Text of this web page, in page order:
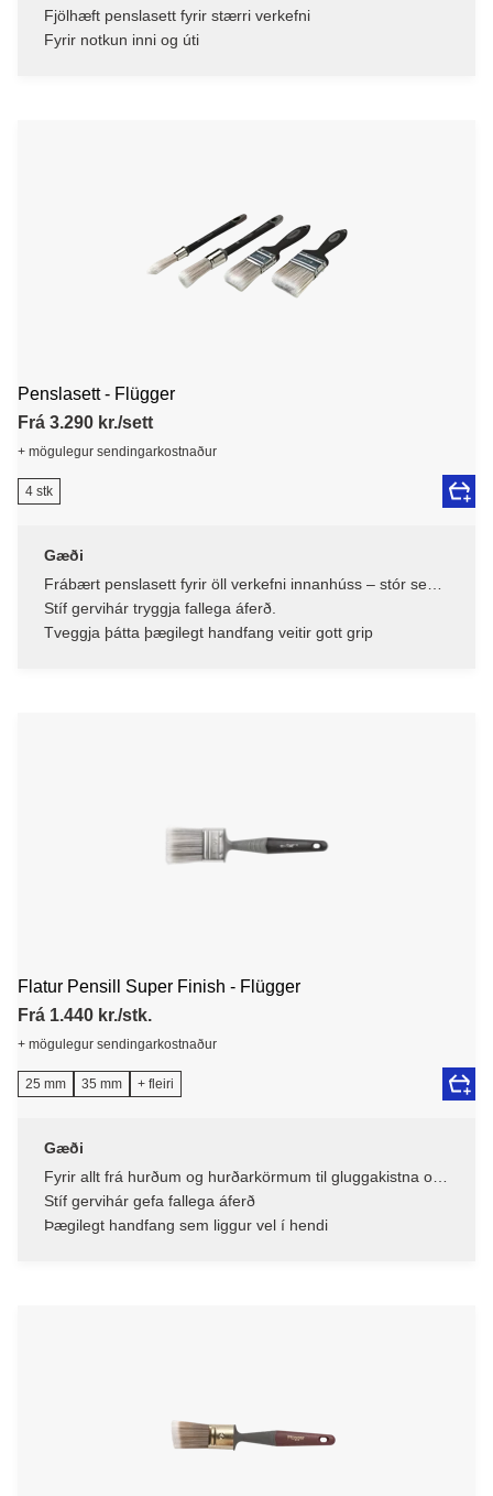
Fjölhæft penslasett fyrir stærri verkefni
Fyrir notkun inni og úti
Penslasett - Flügger
Frá 3.290 kr./sett
+ mögulegur sendingarkostnaður
4 stk
Gæði
Frábært penslasett fyrir öll verkefni innanhúss – stór sem
smá
Stíf gervihár tryggja fallega áferð.
Tveggja þátta þægilegt handfang veitir gott grip
Flatur Pensill Super Finish - Flügger
Frá 1.440 kr./stk.
+ mögulegur sendingarkostnaður
25 mm 35 mm + fleiri
Gæði
Fyrir allt frá hurðum og hurðarkörmum til gluggakistna og
húsgagna – einn pensill, margir möguleikar
Stíf gervihár gefa fallega áferð
Þægilegt handfang sem liggur vel í hendi